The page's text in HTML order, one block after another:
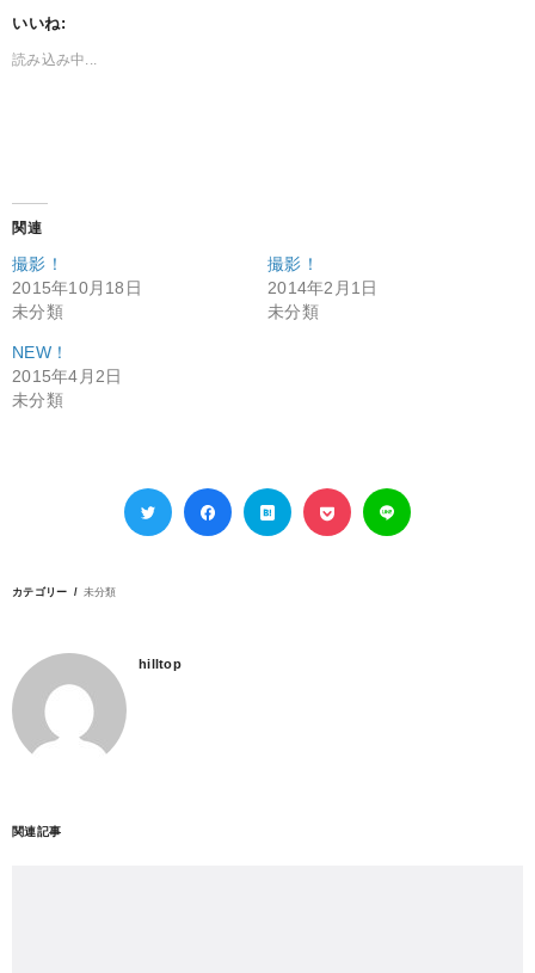
いいね:
読み込み中...
関連
撮影！
2015年10月18日
未分類
撮影！
2014年2月1日
未分類
NEW！
2015年4月2日
未分類
カテゴリー 未分類
hilltop
関連記事